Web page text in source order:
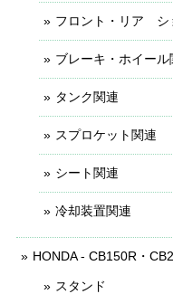
フロント・リア シ
ブレーキ・ホイール
タンク関連
スプロケット関連
シート関連
冷却装置関連
HONDA - CB150R・
スタンド